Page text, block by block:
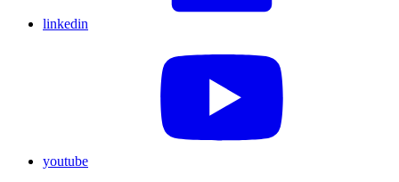
linkedin
youtube